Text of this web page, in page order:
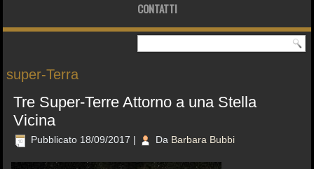
CONTATTI
super-Terra
Tre Super-Terre Attorno a una Stella
Vicina
Pubblicato 18/09/2017 | Da Barbara Bubbi